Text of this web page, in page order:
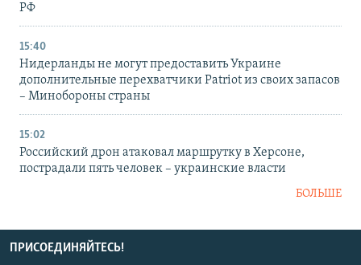
РФ
15:40
Нидерланды не могут предоставить Украине
дополнительные перехватчики Patriot из своих запасов
– Минобороны страны
15:02
Российский дрон атаковал маршрутку в Херсоне,
пострадали пять человек – украинские власти
БОЛЬШЕ
ПРИСОЕДИНЯЙТЕСЬ!